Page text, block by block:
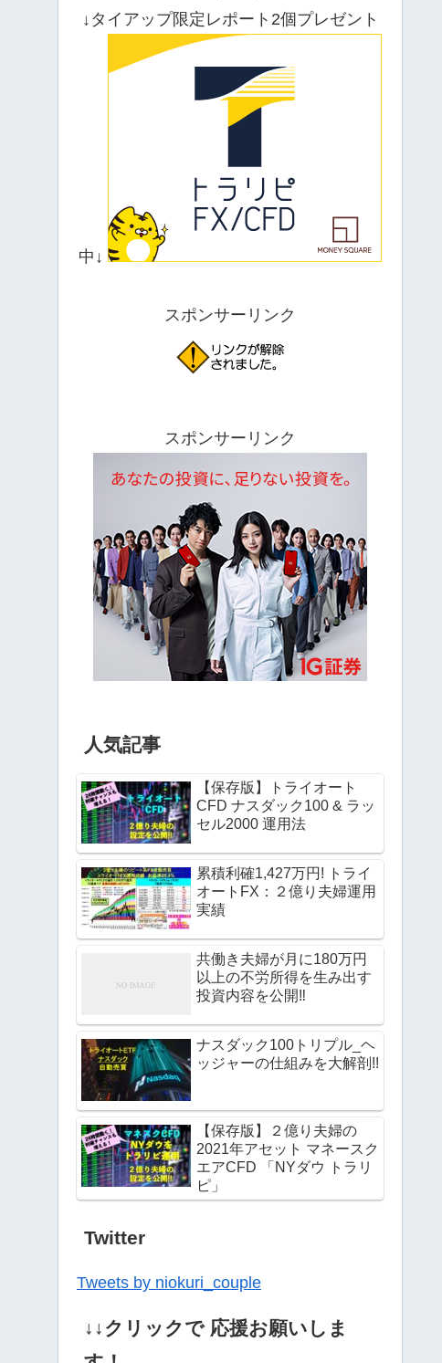
↓タイアップ限定レポート2個プレゼント
中↓
スポンサーリンク
スポンサーリンク
人気記事
【保存版】トライオート
CFD ナスダック100 & ラッ
セル2000 運用法
累積利確1,427万円! トライ
オートFX：２億り夫婦運用
実績
共働き夫婦が月に180万円
以上の不労所得を生み出す
投資内容を公開‼︎
ナスダック100トリプル_ヘ
ッジャーの仕組みを大解剖!!
【保存版】２億り夫婦の
2021年アセット マネースク
エアCFD 「NYダウ トラリ
ピ」
Twitter
Tweets by niokuri_couple
↓↓クリックで 応援お願いしま